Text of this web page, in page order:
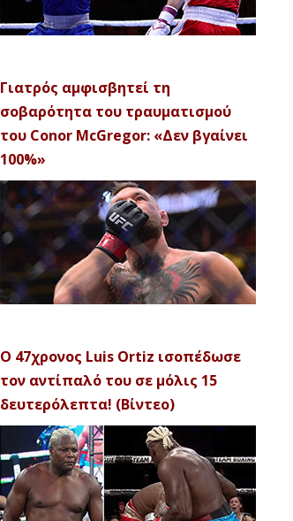
Γιατρός αμφισβητεί τη
σοβαρότητα του τραυματισμού
του Conor McGregor: «Δεν βγαίνει
100%»
Ο 47χρονος Luis Ortiz ισοπέδωσε
τον αντίπαλό του σε μόλις 15
δευτερόλεπτα! (Βίντεο)